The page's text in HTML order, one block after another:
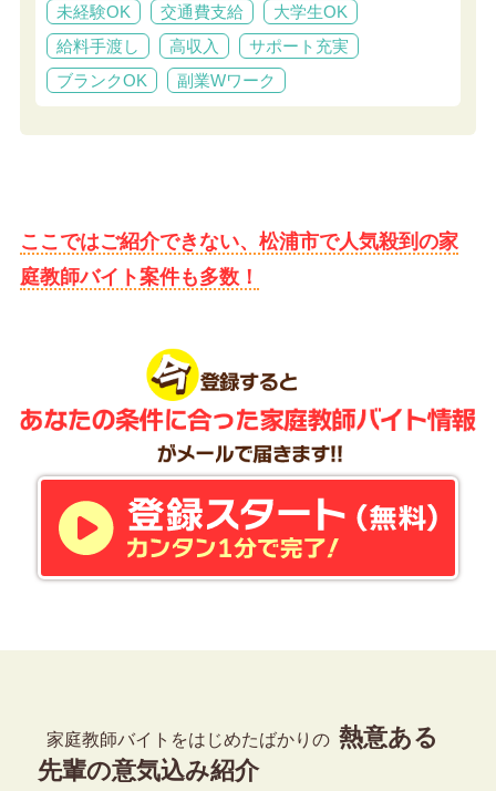
未経験OK 交通費支給
大学生OK
給料手渡し
高収入
サポート充実
ブランクOK
副業Wワーク
ここではご紹介できない、松浦市で人気殺到の家
庭教師バイト案件も多数！
家庭教師バイトをはじめたばかりの 熱意ある
先輩の意気込み紹介